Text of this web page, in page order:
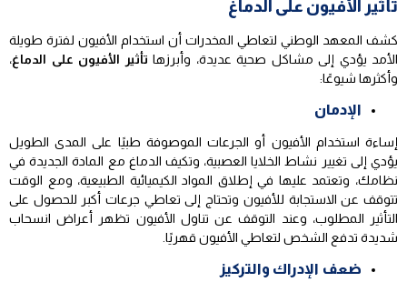
تأثير الأفيون على الدماغ
كشف المعهد الوطني لتعاطي المخدرات أن استخدام الأفيون لفترة طويلة
الأمد يؤدي إلى مشاكل صحية عديدة، وأبرزها تأثير الأفيون على الدماغ،
وأكثرها شيوعًا:
الإدمان
إساءة استخدام الأفيون أو الجرعات الموصوفة طبيًا على المدى الطويل
يؤدي إلى تغيير نشاط الخلايا العصبية، وتكيف الدماغ مع المادة الجديدة في
نظامك، وتعتمد عليها في إطلاق المواد الكيميائية الطبيعية، ومع الوقت
تتوقف عن الاستجابة للأفيون وتحتاج إلى تعاطي جرعات أكبر للحصول على
التأثير المطلوب، وعند التوقف عن تناول الأفيون تظهر أعراض انسحاب
شديدة تدفع الشخص لتعاطي الأفيون قهريًا.
ضعف الإدراك والتركيز